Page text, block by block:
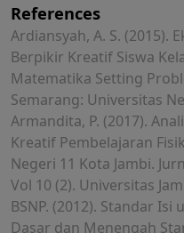
References
Ardiansyah, A. S. (2015).
Berpikir Kreatif Siswa
Matematika Setting
Semarang: Universitas
Armandita, P. (2017).
Kreatif Pembelajaran
Negeri 11 Kota Jambi.
Vol 10 (2). Universitas
BSNP. (2012). Standar
Dasar dan Menengah